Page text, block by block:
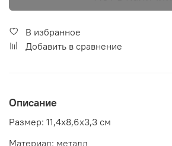
В избранное
Добавить в сравнение
Описание
Размер: 11,4х8,6х3,3 см
Материал: металл